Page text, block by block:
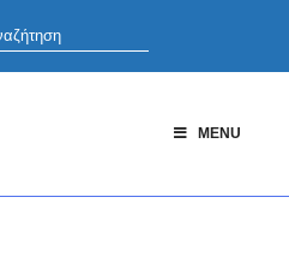
MENU